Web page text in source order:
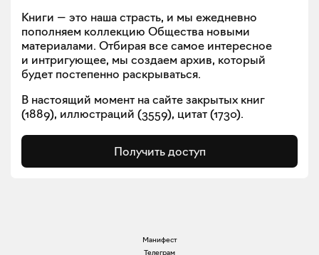
Книги — это наша страсть, и мы ежедневно
пополняем коллекцию Общества новыми
материалами. Отбирая все самое интересное
и интригующее, мы создаем архив, который
будет постепенно раскрываться.
В настоящий момент на сайте закрытых книг
(1889), иллюстраций (3559), цитат (1730).
Получить доступ
Манифест
Телеграм